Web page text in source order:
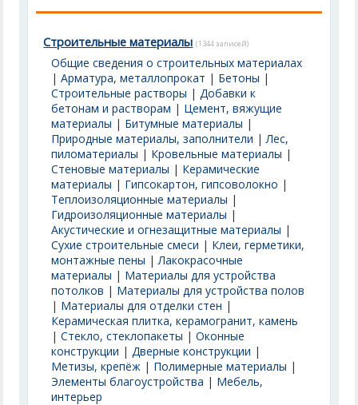
Строительные материалы (1344 записей)
Общие сведения о строительных материалах
|Арматура, металлопрокат | Бетоны |
Строительные растворы |Добавки к
бетонам и растворам | Цемент, вяжущие
материалы | Битумные материалы |
Природные материалы, заполнители |Лес,
пиломатериалы | Кровельные материалы |
Стеновые материалы | Керамические
материалы | Гипсокартон, гипсоволокно |
Теплоизоляционные материалы |
Гидроизоляционные материалы |
Акустические и огнезащитные материалы |
Сухие строительные смеси | Клеи, герметики,
монтажные пены |Лакокрасочные
материалы | Материалы для устройства
потолков | Материалы для устройства полов
| Материалы для отделки стен |
Керамическая плитка, керамогранит, камень
|Стекло, стеклопакеты |Оконные
конструкции |Дверные конструкции |
Метизы, крепёж | Полимерные материалы |
Элементы благоустройства | Мебель,
интерьер